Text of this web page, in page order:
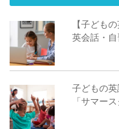
【子ども
英会話・
子どもの
「サマー